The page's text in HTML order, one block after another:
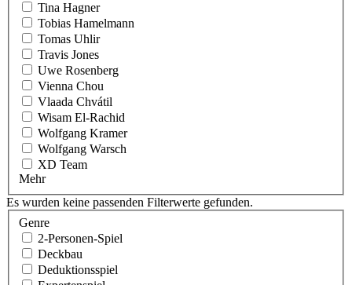
Tina Hagner
Tobias Hamelmann
Tomas Uhlir
Travis Jones
Uwe Rosenberg
Vienna Chou
Vlaada Chvátil
Wisam El-Rachid
Wolfgang Kramer
Wolfgang Warsch
XD Team
Mehr
Es wurden keine passenden Filterwerte gefunden.
Genre
2-Personen-Spiel
Deckbau
Deduktionsspiel